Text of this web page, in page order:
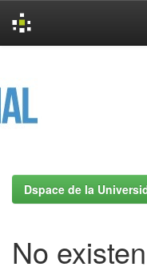
Dspace de la
No